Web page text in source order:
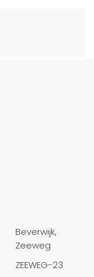
Beverwijk,
Zeeweg
ZEEWEG-23